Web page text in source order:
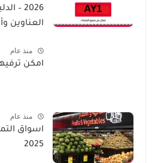
2026 –
العناوين
منذ عام
امكن
منذ عام
اسواق
2025